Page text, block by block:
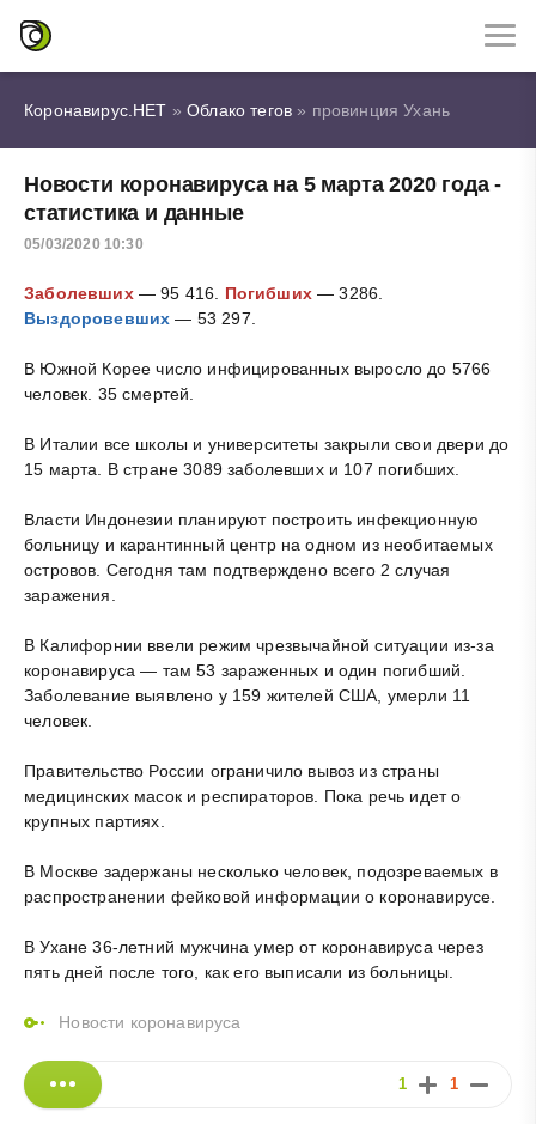
Коронавирус.НЕТ »Облако тегов » провинция Ухань
Новости коронавируса на 5 марта 2020 года -
статистика и данные
05/03/2020 10:30
Заболевших— 95 416. Погибших— 3286.
Выздоровевших — 53 297.
В Южной Корее число инфицированных выросло до 5766
человек. 35 смертей.
В Италии все школы и университеты закрыли свои двери до
15 марта. В стране 3089 заболевших и 107 погибших.
Власти Индонезии планируют построить инфекционную
больницу и карантинный центр на одном из необитаемых
островов. Сегодня там подтверждено всего 2 случая
заражения.
В Калифорнии ввели режим чрезвычайной ситуации из-за
коронавируса — там 53 зараженных и один погибший.
Заболевание выявлено у 159 жителей США, умерли 11
человек.
Правительство России ограничило вывоз из страны
медицинских масок и респираторов. Пока речь идет о
крупных партиях.
В Москве задержаны несколько человек, подозреваемых в
распространении фейковой информации о коронавирусе.
В Ухане 36-летний мужчина умер от коронавируса через
пять дней после того, как его выписали из больницы.
Новости коронавируса
1 1